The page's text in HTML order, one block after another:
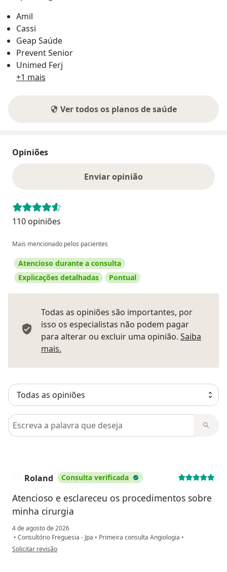
Amil
Cassi
Geap Saúde
Prevent Senior
Unimed Ferj
+1 mais
Ver todos os planos de saúde
Opiniões
Enviar opinião
110 opiniões
Mais mencionado pelos pacientes
Atencioso durante a consulta
Explicações detalhadas
Pontual
Todas as opiniões são importantes, por
isso os especialistas não podem pagar
para alterar ou excluir uma opinião. Saiba
mais.
Pesquisar em opiniões
Roland Consulta verificada
Atencioso e esclareceu os procedimentos sobre
minha cirurgia
4 de agosto de 2026
• Consultório Freguesia - Jpa • Primeira consulta Angiologia •
na opinião do utilizador Roland
Solicitar revisão